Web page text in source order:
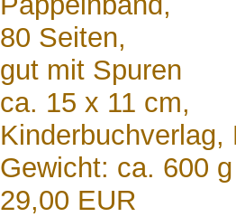
80 Seiten,
gut mit Spuren
ca. 15 x 11 cm,
Gewicht: ca. 600 g
29,00 EUR